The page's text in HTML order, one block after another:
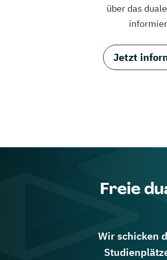
über das
Jetzt
Freie
Wir schicken